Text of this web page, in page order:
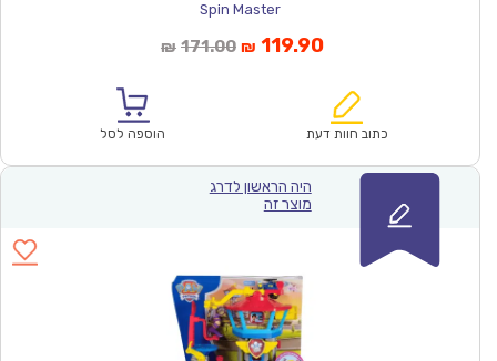
Spin Master
₪ 171.00המחיר
₪171.00.
₪ 119.90המחיר
הוא:
כתוב חוות דעת הוספה לסל
היה הראשון לדרג
מוצר זה